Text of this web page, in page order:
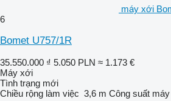
máy xới
6
Bomet U757/1R
35.550.000 ₫ 5.050 PLN ≈ 1.173 €
Máy xới
Tình trạng mới
Chiều rộng làm việc 3,6 m Công suất